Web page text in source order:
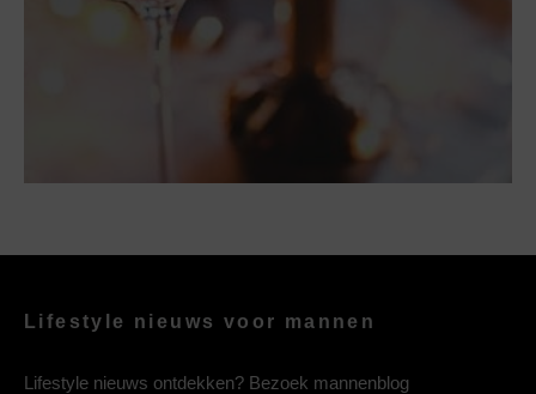
Lifestyle nieuws voor mannen
Lifestyle nieuws ontdekken? Bezoek mannenblog